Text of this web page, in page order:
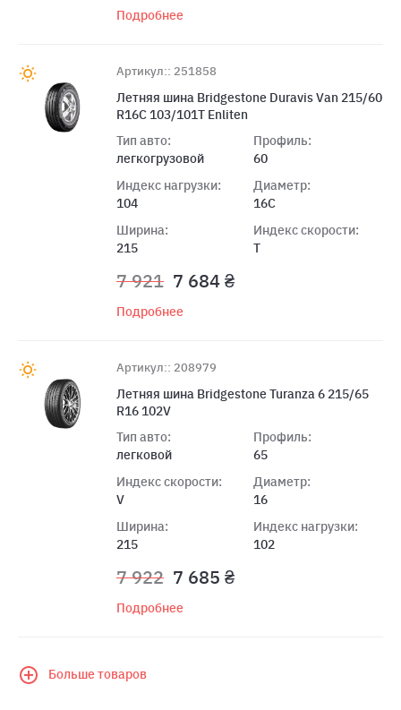
Подробнее
Артикул:: 251858
Летняя шина Bridgestone Duravis Van 215/60
R16C 103/101T Enliten
Тип авто:
легкогрузовой
Индекс нагрузки:
104
Ширина:
215
Профиль:
60
Диаметр:
16C
Индекс скорости:
T
7 921 7 684 ₴
Подробнее
Артикул:: 208979
Летняя шина Bridgestone Turanza 6 215/65
R16 102V
Тип авто:
легковой
Индекс скорости:
V
Ширина:
215
Профиль:
65
Диаметр:
16
Индекс нагрузки:
102
7 922 7 685 ₴
Подробнее
Больше товаров